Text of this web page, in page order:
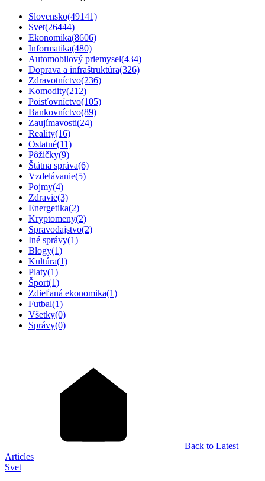
Slovensko(49141)
Svet(26444)
Ekonomika(8606)
Informatika(480)
Automobilový priemysel(434)
Doprava a infraštruktúra(326)
Zdravotníctvo(236)
Komodity(212)
Poisťovníctvo(105)
Bankovníctvo(89)
Zaujímavosti(24)
Reality(16)
Ostatné(11)
Pôžičky(9)
Štátna správa(6)
Vzdelávanie(5)
Pojmy(4)
Zdravie(3)
Energetika(2)
Kryptomeny(2)
Spravodajstvo(2)
Iné správy(1)
Blogy(1)
Kultúra(1)
Platy(1)
Šport(1)
Zdieľaná ekonomika(1)
Futbal(1)
Všetky(0)
Správy(0)
Back to Latest
Articles
Svet